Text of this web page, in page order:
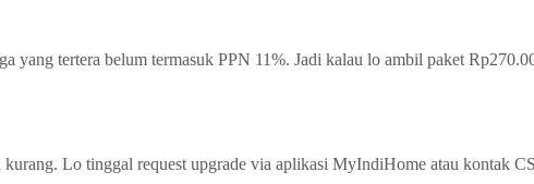
yang tertera belum termasuk PPN 11%. Jadi kalau lo ambil paket
kurang. Lo tinggal request upgrade via aplikasi MyIndiHome atau kontak